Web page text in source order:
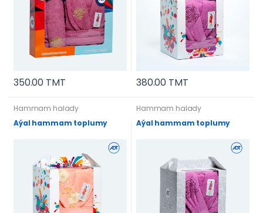
350.00 TMT 380.00 TMT
Hammam halady
Aýal hammam toplumy
Hammam halady
Aýal hammam toplumy